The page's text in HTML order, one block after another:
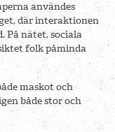
användes
där interaktionen
På nätet, sociala
folk påminda
maskot och
både stor och